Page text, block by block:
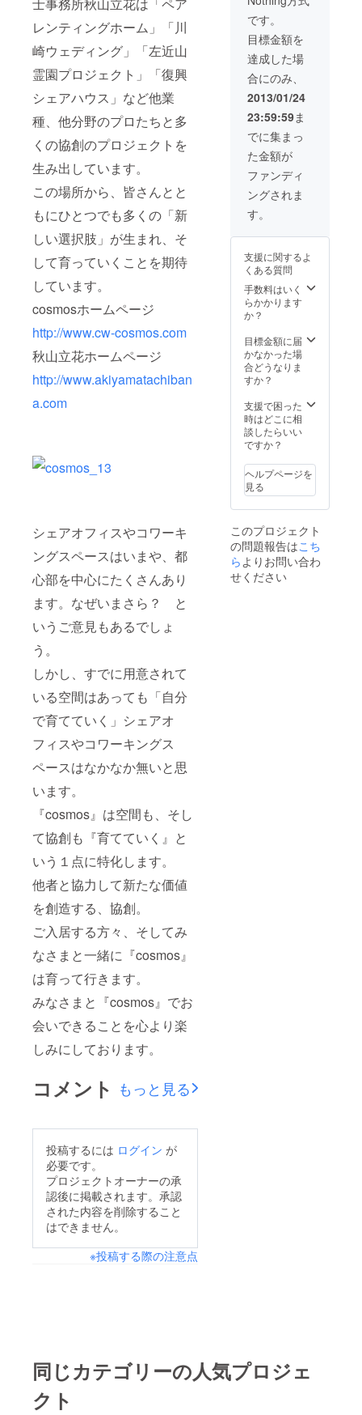
レンティングホーム」「川
崎ウェディング」「左近山
霊園プロジェクト」「復興
シェアハウス」など他業
種、他分野のプロたちと多
くの協創のプロジェクトを
生み出しています。
この場所から、皆さんとと
もにひとつでも多くの「新
しい選択肢」が生まれ、そ
して育っていくことを期待
しています。
cosmosホームページ
http://www.cw-cosmos.com
秋山立花ホームページ
http://www.akiyamatachiban
a.com
シェアオフィスやコワーキ
ングスペースはいまや、都
心部を中心にたくさんあり
ます。なぜいまさら？ と
いうご意見もあるでしょ
う。
しかし、すでに用意されて
いる空間はあっても「自分
で育てていく」シェアオ
フィスやコワーキングス
ペースはなかなか無いと思
います。
『cosmos』は空間も、そし
て協創も『育てていく』と
いう１点に特化します。
他者と協力して新たな価値
を創造する、協創。
ご入居する方々、そしてみ
なさまと一緒に『cosmos』
は育って行きます。
みなさまと『cosmos』でお
会いできることを心より楽
しみにしております。
コメント もっと見る
投稿するには ログイン が
必要です。
プロジェクトオーナーの承
認後に掲載されます。承認
された内容を削除すること
はできません。
※投稿する際の注意点
です。
目標金額を
達成した場
合にのみ、
2013/01/24
23:59:59ま
でに集まっ
た金額が
ファンディ
ングされま
す。
支援に関するよ
くある質問
手数料はいく
らかかります
か？
目標金額に届
かなかった場
合どうなりま
すか？
支援で困った
時はどこに相
談したらいい
ですか？
ヘルプページを
見る
このプロジェクト
の問題報告はこち
ら よりお問い合わ
せください
同じカテゴリーの人気プロジェ
クト